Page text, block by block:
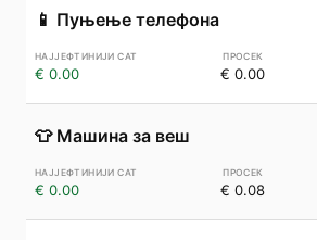
📱 Пуњење телефона
€ 0.00 € 0.00
👕 Машина за веш
€ 0.00 € 0.08